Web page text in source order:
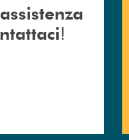
assistenza
!